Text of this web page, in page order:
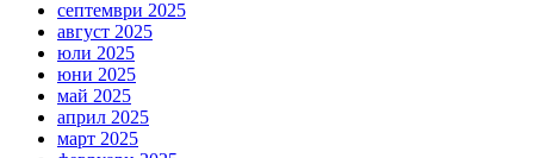
септември 2025
август 2025
юли 2025
юни 2025
май 2025
април 2025
март 2025